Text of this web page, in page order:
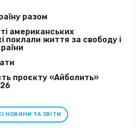
разом
американських
поклали життя за свободу і
проєкту «Айболить»
НОВИНИ ТА ЗВІТИ